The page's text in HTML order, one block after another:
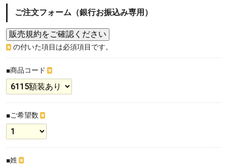
ご注文フォーム（銀行お振込み専用）
※ の付いた項目は必須項目です。
■商品コード ※
■ご希望数 ※
■姓 ※